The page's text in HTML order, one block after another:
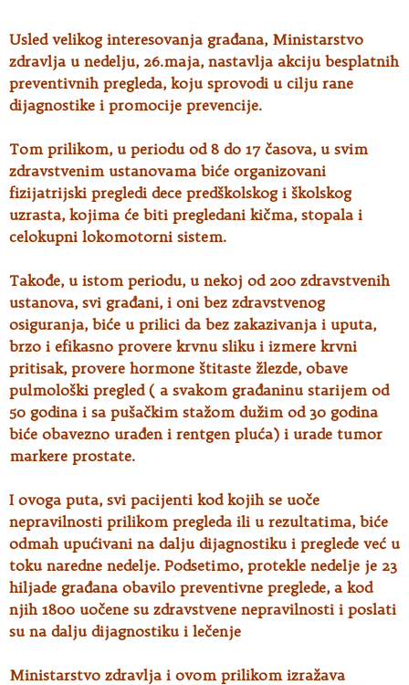
Usled velikog interesovanja građana, Ministarstvo
zdravlja u nedelju, 26.maja, nastavlja akciju besplatnih
preventivnih pregleda, koju sprovodi u cilju rane
dijagnostike i promocije prevencije.
Tom prilikom, u periodu od 8 do 17 časova, u svim
zdravstvenim ustanovama biće organizovani
fizijatrijski pregledi dece predškolskog i školskog
uzrasta, kojima će biti pregledani kičma, stopala i
celokupni lokomotorni sistem.
Takođe, u istom periodu, u nekoj od 200 zdravstvenih
ustanova, svi građani, i oni bez zdravstvenog
osiguranja, biće u prilici da bez zakazivanja i uputa,
brzo i efikasno provere krvnu sliku i izmere krvni
pritisak, provere hormone štitaste žlezde, obave
pulmološki pregled ( a svakom građaninu starijem od
50 godina i sa pušačkim stažom dužim od 30 godina
biće obavezno urađen i rentgen pluća) i urade tumor
markere prostate.
I ovoga puta, svi pacijenti kod kojih se uoče
nepravilnosti prilikom pregleda ili u rezultatima, biće
odmah upućivani na dalju dijagnostiku i preglede već u
toku naredne nedelje. Podsetimo, protekle nedelje je 23
hiljade građana obavilo preventivne preglede, a kod
njih 1800 uočene su zdravstvene nepravilnosti i poslati
su na dalju dijagnostiku i lečenje
Ministarstvo zdravlja i ovom prilikom izražava